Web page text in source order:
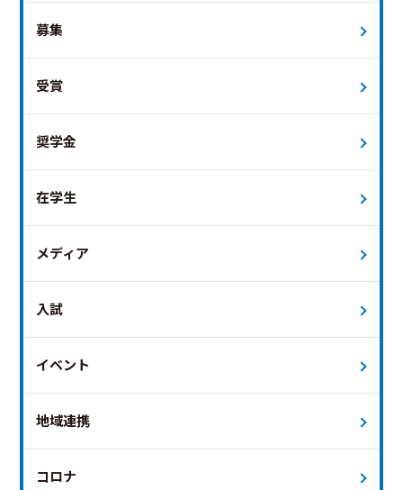
募集
受賞
奨学金
在学生
メディア
入試
イベント
地域連携
コロナ